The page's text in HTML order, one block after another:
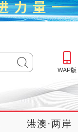
WAP版
港澳·两岸